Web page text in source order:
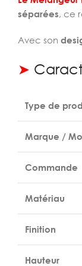
séparées, ce
Avec son
➤
Type de
Marque /
Commande
Matériau
Finition
Hauteur